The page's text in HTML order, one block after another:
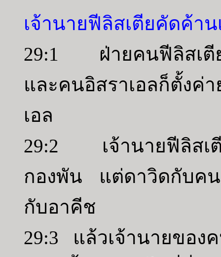
เจ้านายฟีลิสเตียคัดค้าน
29:1 ฝ่ายคนฟีลิสเตีย
และคนอิสราเอลก็ตั้งค่
เอล
29:2 เจ้านายฟีลิสเตี
กองพัน แต่ดาวิดกับคน
กับอาคีช
29:3 แล้วเจ้านายของ